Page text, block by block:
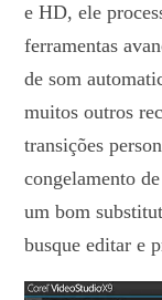
e HD, ele
ferramentas
de som
muitos outros
transições
congelamento
um bom
busque editar e